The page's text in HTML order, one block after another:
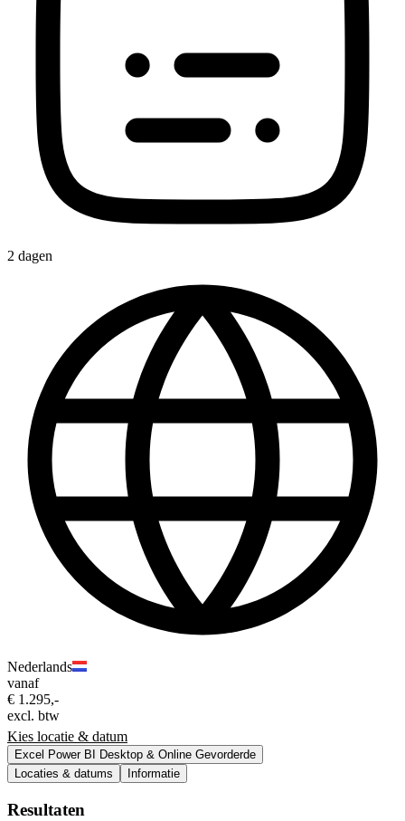
2 dagen
Nederlands
vanaf
€ 1.295,-
excl. btw
Kies locatie & datum
Excel Power BI Desktop & Online Gevorderde
Locaties & datums
Informatie
Resultaten